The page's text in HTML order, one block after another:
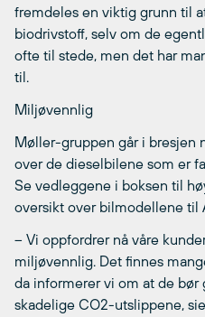
fremdeles en viktig grunn til
biodrivstoff, selv om de
ofte til stede, men det har
til.
Miljøvennlig
Møller-gruppen går i bresjen
over de dieselbilene som er
Se vedleggene i boksen til
oversikt over bilmodellene til
– Vi oppfordrer nå våre
miljøvennlig. Det finnes
da informerer vi om at de bør
skadelige CO2-utslippene,